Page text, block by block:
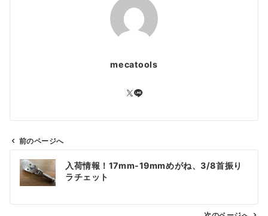
mecatools
前のページへ
入荷情報！17mm-19mmめがね、3/8首振り
ラチェット